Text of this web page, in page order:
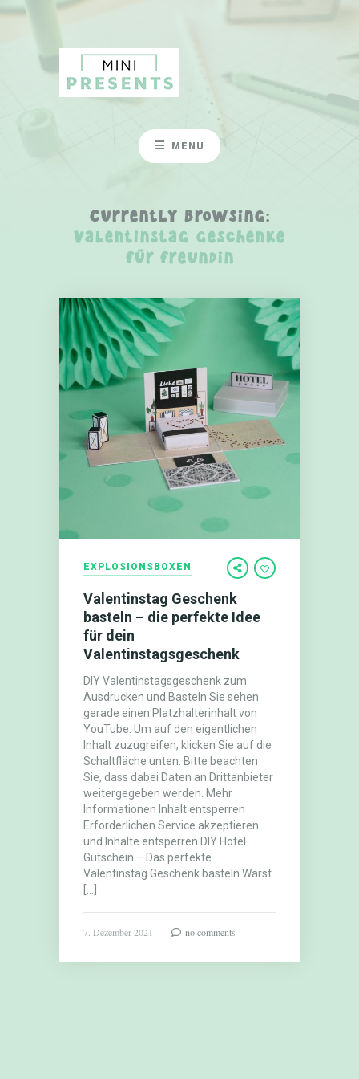
MENU
Currently Browsing:
valentinstag geschenke
für freundin
EXPLOSIONSBOXEN
Valentinstag Geschenk
basteln – die perfekte Idee
für dein
Valentinstagsgeschenk
DIY Valentinstagsgeschenk zum
Ausdrucken und Basteln Sie sehen
gerade einen Platzhalterinhalt von
YouTube. Um auf den eigentlichen
Inhalt zuzugreifen, klicken Sie auf die
Schaltfläche unten. Bitte beachten
Sie, dass dabei Daten an Drittanbieter
weitergegeben werden. Mehr
Informationen Inhalt entsperren
Erforderlichen Service akzeptieren
und Inhalte entsperren DIY Hotel
Gutschein – Das perfekte
Valentinstag Geschenk basteln Warst
7. Dezember 2021 no comments